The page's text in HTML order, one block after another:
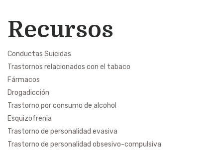
Recursos
Conductas Suicidas
Trastornos relacionados con el tabaco
Fármacos
Drogadicción
Trastorno por consumo de alcohol
Esquizofrenia
Trastorno de personalidad evasiva
Trastorno de personalidad obsesivo-compulsiva